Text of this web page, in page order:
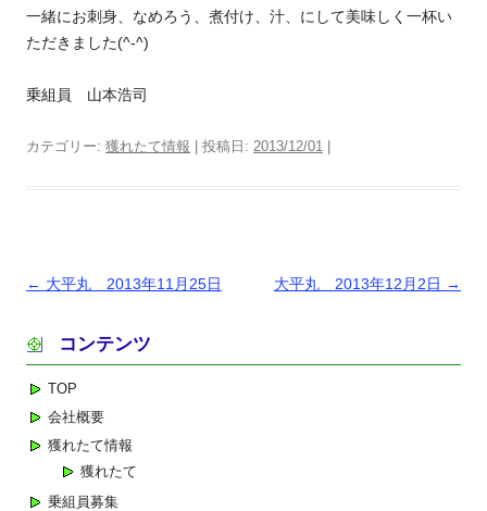
一緒にお刺身、なめろう、煮付け、汁、にして美味しく一杯い
ただきました(^-^)
乗組員 山本浩司
カテゴリー: 獲れたて情報 | 投稿日: 2013/12/01
投
ナ
ョ
← 大平丸 2013年11月25日 大平丸 2013年12月2日 →
コンテンツ
TOP
会社概要
獲れたて情報
獲れたて
乗組員募集